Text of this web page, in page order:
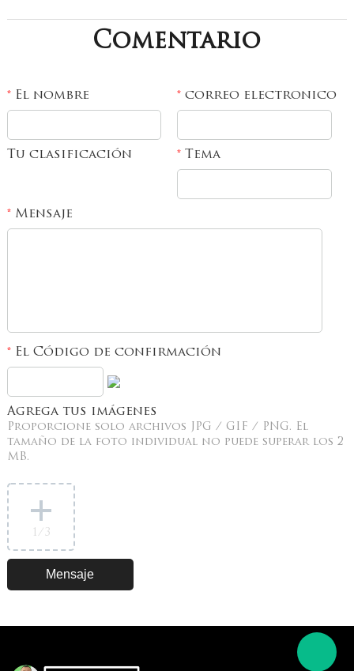
Comentario
*El nombre *correo electronico
Tu clasificación *Tema
*Mensaje
*El Código de confirmación
Agrega tus imágenes
Proporcione solo archivos JPG / GIF / PNG. El
tamaño de la foto individual no puede superar los 2
MB.
1 /3